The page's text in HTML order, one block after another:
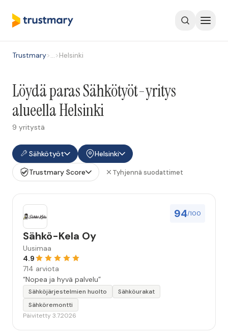
Trustmary>…>Helsinki
Löydä paras Sähkötyöt-yritys
alueella Helsinki
9 yritystä
Sähkötyöt
Helsinki
Trustmary Score
Tyhjennä suodattimet
94/100
Sähkö-Kela Oy
Uusimaa
4.9
714 arviota
“Nopea ja hyvä palvelu”
Sähköjärjestelmien huolto
Sähköurakat
Sähköremontti
Päivitetty 3.7.2026